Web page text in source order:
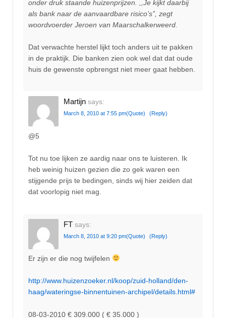
onder druk staande huizenprijzen. ,,Je kijkt daarbij
als bank naar de aanvaardbare risico’s’’, zegt
woordvoerder Jeroen van Maarschalkerweerd.
Dat verwachte herstel lijkt toch anders uit te pakken
in de praktijk. Die banken zien ook wel dat dat oude
huis de gewenste opbrengst niet meer gaat hebben.
Martijn says:
March 8, 2010 at 7:55 pm(Quote) (Reply)
@5
Tot nu toe lijken ze aardig naar ons te luisteren. Ik
heb weinig huizen gezien die zo gek waren een
stijgende prijs te bedingen, sinds wij hier zeiden dat
dat voorlopig niet mag.
FT says:
March 8, 2010 at 9:20 pm(Quote) (Reply)
Er zijn er die nog twijfelen
http://www.huizenzoeker.nl/koop/zuid-holland/den-
haag/wateringse-binnentuinen-archipel/details.html#
08-03-2010 € 309.000 ( € 35.000 )